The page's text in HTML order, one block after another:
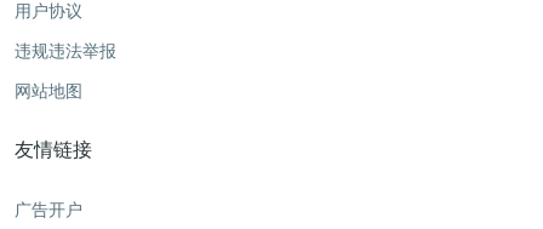
用户协议
违规违法举报
网站地图
友情链接
广告开户